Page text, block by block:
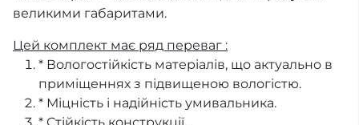
великими габаритами.
Цей комплект має ряд переваг :
* Вологостійкість матеріалів, що актуально в
приміщеннях з підвищеною вологістю.
* Міцність і надійність умивальника.